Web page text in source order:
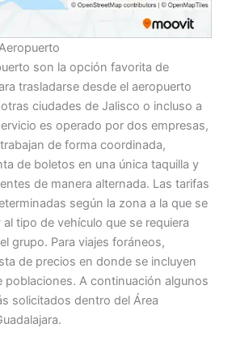
son la opción favorita de
trasladarse desde el aeropuerto
ciudades de Jalisco o incluso a
es operado por dos empresas,
de forma coordinada,
de boletos en una única taquilla y
de manera alternada. Las tarifas
según la zona a la que se
tipo de vehículo que se requiera
grupo. Para viajes foráneos,
de precios en donde se incluyen
poblaciones. A continuación algunos
solicitados dentro del Área